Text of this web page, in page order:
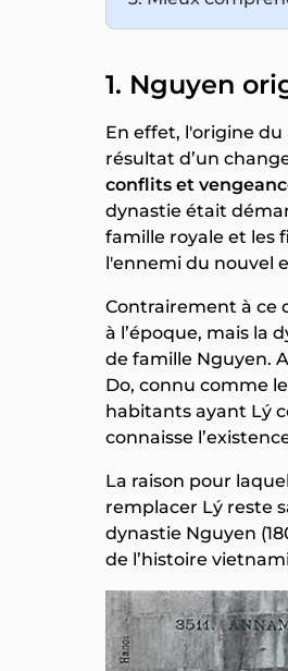
1. Nguyen
En effet, l'origine
résultat d’un
conflits et
dynastie était
famille royale et les
l'ennemi du nouvel
Contrairement à ce
à l’époque, mais la
de famille Nguyen.
Do, connu comme
habitants ayant Lý
connaisse
La raison pour
remplacer Lý reste
dynastie Nguyen
de l’histoire